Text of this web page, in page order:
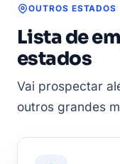
OUTROS ESTADOS
Lista de
estados
Vai prospectar
outros grandes